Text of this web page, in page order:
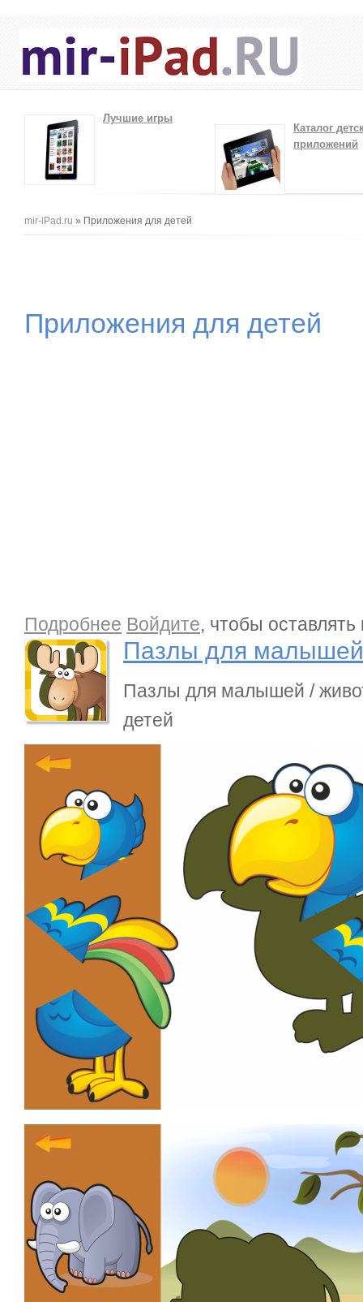
Лучшие игры
Каталог
приложений
Вы здесь
mir-iPad.ru » Приложения для детей
Приложения для детей
Подробнее о Пазлы для малышей iOS / ANDROID
Войдите, чтобы
Пазлы для малышей
Пазлы для малышей /
детей